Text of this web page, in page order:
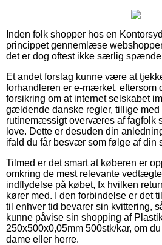
Inden folk shopper hos en
princippet gennemlæse
det er dog oftest ikke særlig
Et andet forslag kunne være at
forhandleren er e-mærket, eftersom
forsikring om at internet selskabet
gældende danske regler, tillige med
rutinemæssigt overværes af fagfolk
love. Dette er desuden din
ifald du får besvær som følge af din
Tilmed er det smart at køberen er
omkring de mest relevante
indflydelse på købet, fx hvilken
kører med. I den forbindelse er det
til enhver tid bevarer sin kvittering,
kunne påvise sin shopping af
250x500x0,05mm 500stk/kar, om
dame eller herre.